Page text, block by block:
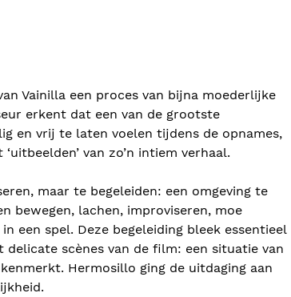
Vainilla een proces van bijna moederlijke
erkent dat een van de grootste
en vrij te laten voelen tijdens de opnames,
van zo’n intiem verhaal.
maar te begeleiden: een omgeving te
bewegen, lachen, improviseren, moe
een spel. Deze begeleiding bleek essentieel
scènes van de film: een situatie van
Hermosillo ging de uitdaging aan